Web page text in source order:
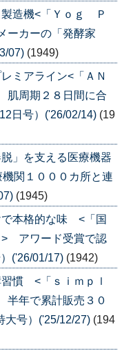
造機<「Ｙｏｇ Ｐ
ーカーの「発酵家
07) (1949)
ミアライン<「ＡＮ
周期２８日間に合
日号）('26/02/14) (19
」を支える医療機器
関１０００カ所と連
(1945)
で本格的な味 <「国
> アワード受賞で認
('26/01/17) (1942)
慣 <「ｓｉｍｐｌ
年で累計販売３０
大号）('25/12/27) (194